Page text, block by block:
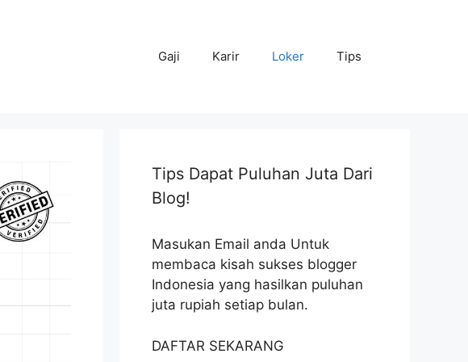
Gaji Karir Loker Tips
Tips Dapat Puluhan Juta Dari
Blog!
Masukan Email anda Untuk
membaca kisah sukses blogger
Indonesia yang hasilkan puluhan
juta rupiah setiap bulan.
DAFTAR SEKARANG